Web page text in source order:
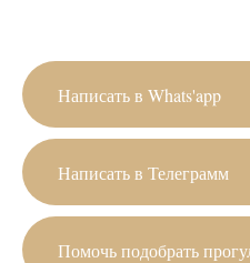
Написать в Whats'app
Написать в Телеграмм
Помочь подобрать